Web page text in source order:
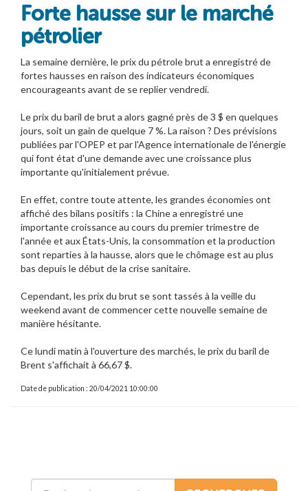
Forte hausse sur le marché
pétrolier
La semaine dernière, le prix du pétrole brut a enregistré de
fortes hausses en raison des indicateurs économiques
encourageants avant de se replier vendredi.
Le prix du baril de brut a alors gagné près de 3 $ en quelques
jours, soit un gain de quelque 7 %. La raison ? Des prévisions
publiées par l'OPEP et par l'Agence internationale de l'énergie
qui font état d'une demande avec une croissance plus
importante qu'initialement prévue.
En effet, contre toute attente, les grandes économies ont
affiché des bilans positifs : la Chine a enregistré une
importante croissance au cours du premier trimestre de
l'année et aux États-Unis, la consommation et la production
sont reparties à la hausse, alors que le chômage est au plus
bas depuis le début de la crise sanitaire.
Cependant, les prix du brut se sont tassés à la veille du
weekend avant de commencer cette nouvelle semaine de
manière hésitante.
Ce lundi matin à l'ouverture des marchés, le prix du baril de
Brent s'affichait à 66,67 $.
Date de publication : 20/04/2021 10:00:00